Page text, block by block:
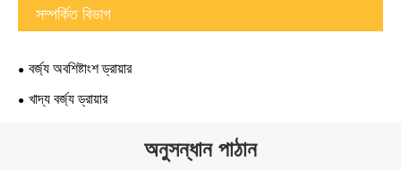
সম্পর্কিত বিভাগ
বর্জ্য অবশিষ্টাংশ ড্রায়ার
খাদ্য বর্জ্য ড্রায়ার
অনুসন্ধান পাঠান